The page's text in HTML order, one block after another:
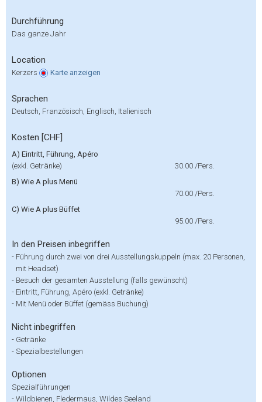
Durchführung
Das ganze Jahr
Location
Kerzers Karte anzeigen
Sprachen
Deutsch, Französisch, Englisch, Italienisch
Kosten [CHF]
A) Eintritt, Führung, Apéro
(exkl. Getränke)
30.00 /Pers.
B) Wie A plus Menü
70.00 /Pers.
C) Wie A plus Büffet
95.00 /Pers.
In den Preisen inbegriffen
- Führung durch zwei von drei Ausstellungskuppeln (max. 20 Personen,
mit Headset)
- Besuch der gesamten Ausstellung (falls gewünscht)
- Eintritt, Führung, Apéro (exkl. Getränke)
- Mit Menü oder Büffet (gemäss Buchung)
Nicht inbegriffen
- Getränke
- Spezialbestellungen
Optionen
Spezialführungen
- Wildbienen, Fledermaus, Wildes Seeland